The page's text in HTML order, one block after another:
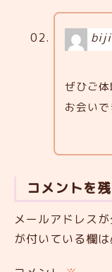
ぜひご体
お会い
コメントを
メールアドレス
が付いている欄